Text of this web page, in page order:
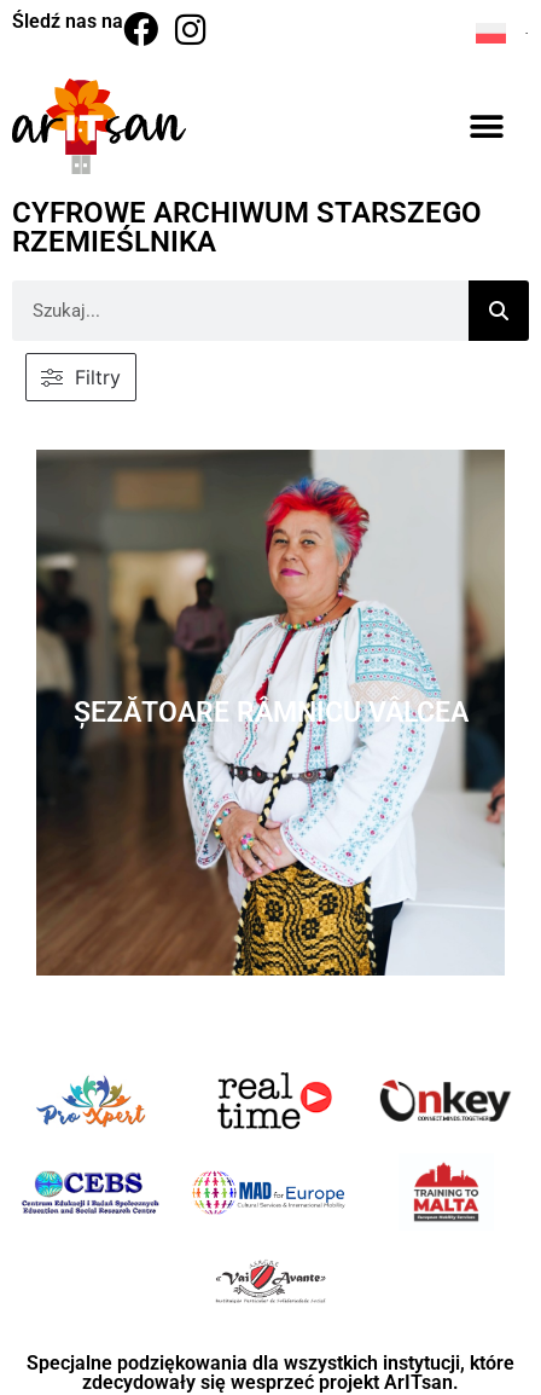
Śledź nas na
CYFROWE ARCHIWUM STARSZEGO
RZEMIEŚLNIKA
Filtry
ȘEZĂTOARE RÂMNICU VÂLCEA
Specjalne podziękowania dla wszystkich instytucji, które
zdecydowały się wesprzeć projekt ArITsan.